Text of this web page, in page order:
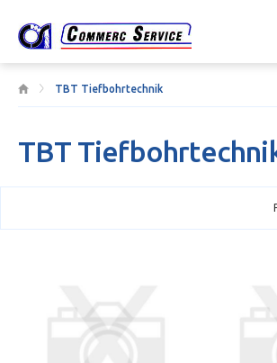
TBT Tiefbohrtechnik
TBT